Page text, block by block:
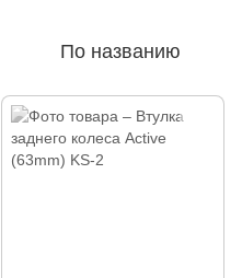
По названию